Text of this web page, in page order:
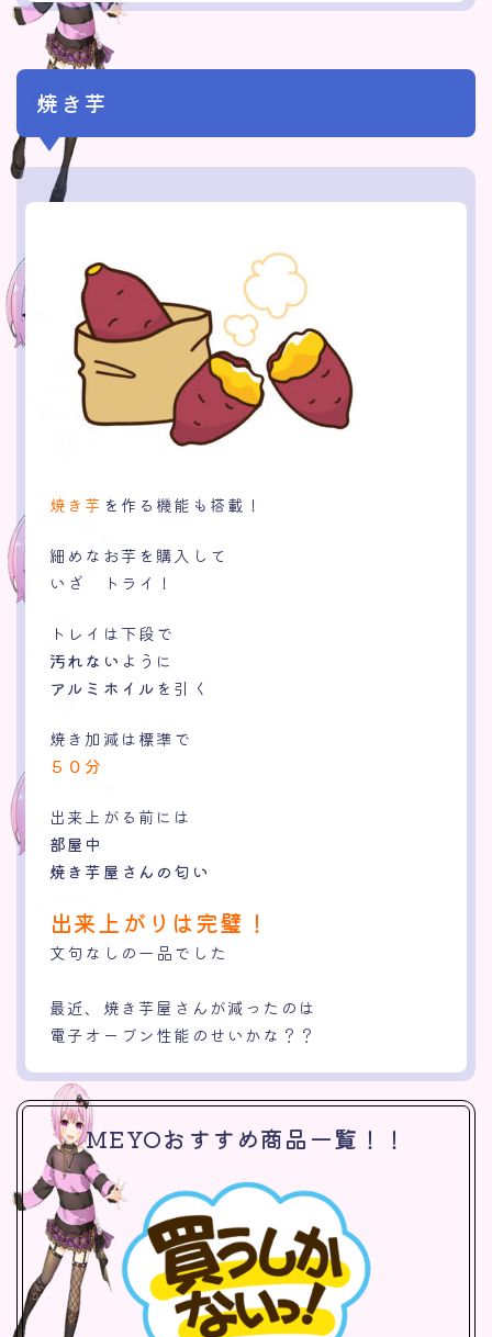
焼き芋
焼き芋 を作る機能も搭載！
細めなお芋を購入して
いざ トライ！
トレイは下段で
汚れない ように
アルミホイル を引く
焼き加減は標準で
５０分
出来上がる前には
部屋中
焼き芋屋さんの匂い
出来上がりは完璧！
文句なしの一品でした
最近、焼き芋屋さんが減ったのは
電子オーブン性能のせいかな？？
MEYOおすすめ商品一覧！！